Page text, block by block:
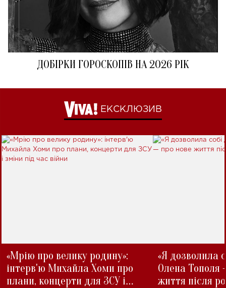
ДОБІРКИ ГОРОСКОПІВ НА 2026 РІК
ЕКСКЛЮЗИВ
«Мрію про велику родину»:
інтерв'ю Михайла Хоми про
плани, концерти для ЗСУ і
«Я дозволила
Олена Тополя
життя після